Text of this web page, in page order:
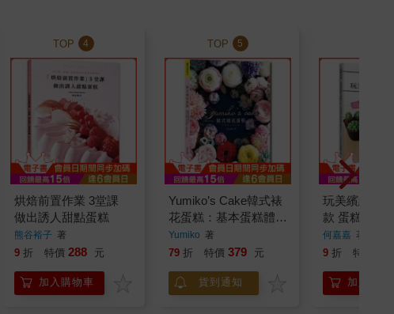
TOP 4
烘焙前置作業 3堂課
做出誘人甜點蛋糕
熊谷裕子 著
9 折 特價 288 元
加入購物車
TOP 5
Yumiko’s Cake韓式裱
花蛋糕：基本蛋糕體×
擠花裝飾×組合技巧全
圖解，初學者也能優雅
Yumiko 著
79 折 特價 379 元
貨到通知
玩美繽紛杯
款 蛋糕體變
飾×翻糖技巧
何嘉嘉 著
9 折 特價
加入購物